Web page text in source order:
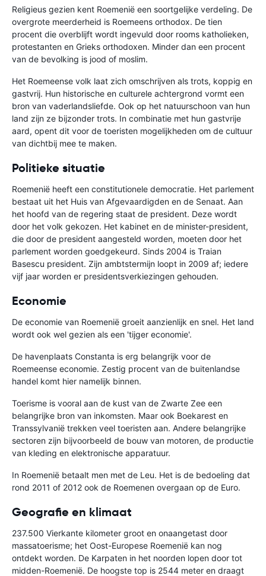
Religieus gezien kent Roemenië een soortgelijke verdeling. De
overgrote meerderheid is Roemeens orthodox. De tien
procent die overblijft wordt ingevuld door rooms katholieken,
protestanten en Grieks orthodoxen. Minder dan een procent
van de bevolking is jood of moslim.
Het Roemeense volk laat zich omschrijven als trots, koppig en
gastvrij. Hun historische en culturele achtergrond vormt een
bron van vaderlandsliefde. Ook op het natuurschoon van hun
land zijn ze bijzonder trots. In combinatie met hun gastvrije
aard, opent dit voor de toeristen mogelijkheden om de cultuur
van dichtbij mee te maken.
Politieke situatie
Roemenië heeft een constitutionele democratie. Het parlement
bestaat uit het Huis van Afgevaardigden en de Senaat. Aan
het hoofd van de regering staat de president. Deze wordt
door het volk gekozen. Het kabinet en de minister-president,
die door de president aangesteld worden, moeten door het
parlement worden goedgekeurd. Sinds 2004 is Traian
Basescu president. Zijn ambtstermijn loopt in 2009 af; iedere
vijf jaar worden er presidentsverkiezingen gehouden.
Economie
De economie van Roemenië groeit aanzienlijk en snel. Het land
wordt ook wel gezien als een 'tijger economie'.
De havenplaats Constanta is erg belangrijk voor de
Roemeense economie. Zestig procent van de buitenlandse
handel komt hier namelijk binnen.
Toerisme is vooral aan de kust van de Zwarte Zee een
belangrijke bron van inkomsten. Maar ook Boekarest en
Transsylvanië trekken veel toeristen aan. Andere belangrijke
sectoren zijn bijvoorbeeld de bouw van motoren, de productie
van kleding en elektronische apparatuur.
In Roemenië betaalt men met de Leu. Het is de bedoeling dat
rond 2011 of 2012 ook de Roemenen overgaan op de Euro.
Geografie en klimaat
237.500 Vierkante kilometer groot en onaangetast door
massatoerisme; het Oost-Europese Roemenië kan nog
ontdekt worden. De Karpaten in het noorden lopen door tot
midden-Roemenië. De hoogste top is 2544 meter en draagt